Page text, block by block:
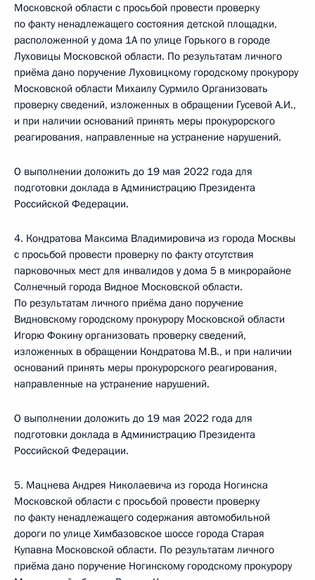
Московской области с просьбой провести проверку
по факту ненадлежащего состояния детской площадки,
расположенной у дома 1А по улице Горького в городе
Луховицы Московской области. По результатам личного
приёма дано поручение Луховицкому городскому прокурору
Московской области Михаилу Сурмило Организовать
проверку сведений, изложенных в обращении Гусевой А.И.,
и при наличии оснований принять меры прокурорского
реагирования, направленные на устранение нарушений.
О выполнении доложить до 19 мая 2022 года для
подготовки доклада в Администрацию Президента
Российской Федерации.
4. Кондратова Максима Владимировича из города Москвы
с просьбой провести проверку по факту отсутствия
парковочных мест для инвалидов у дома 5 в микрорайоне
Солнечный города Видное Московской области.
По результатам личного приёма дано поручение
Видновскому городскому прокурору Московской области
Игорю Фокину организовать проверку сведений,
изложенных в обращении Кондратова М.В., и при наличии
оснований принять меры прокурорского реагирования,
направленные на устранение нарушений.
О выполнении доложить до 19 мая 2022 года для
подготовки доклада в Администрацию Президента
Российской Федерации.
5. Мацнева Андрея Николаевича из города Ногинска
Московской области с просьбой провести проверку
по факту ненадлежащего содержания автомобильной
дороги по улице Химбазовское шоссе города Старая
Купавна Московской области. По результатам личного
приёма дано поручение Ногинскому городскому прокурору